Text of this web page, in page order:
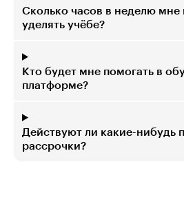
Сколько часов в неделю мне
уделять учёбе?
Кто будет мне помогать в
платформе?
Действуют ли какие-нибудь
рассрочки?